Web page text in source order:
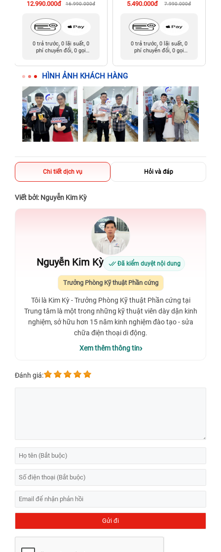
12.990.000đ 16.990.000đ
0 trả trước, 0 lãi suất, 0
phí chuyển đổi, 0 gọi
5.490.000đ 7.990.000đ
0 trả trước, 0 lãi suất, 0
phí chuyển đổi, 0 gọi
HÌNH ẢNH KHÁCH HÀNG
Chi tiết dịch vụ Hỏi và đáp
Viết bởi: Nguyễn Kim Kỳ
Nguyễn Kim Kỳ Đã kiểm duyệt nội dung
Trưởng Phòng Kỹ thuật Phần cứng
Tôi là Kim Kỳ - Trưởng Phòng Kỹ thuật Phần cứng tại
Trung tâm là một trong những kỹ thuật viên dày dặn kinh
nghiệm, sở hữu hơn 15 năm kinh nghiệm đào tạo - sửa
chữa điện thoại di động.
Xem thêm thông tin
Đánh giá: